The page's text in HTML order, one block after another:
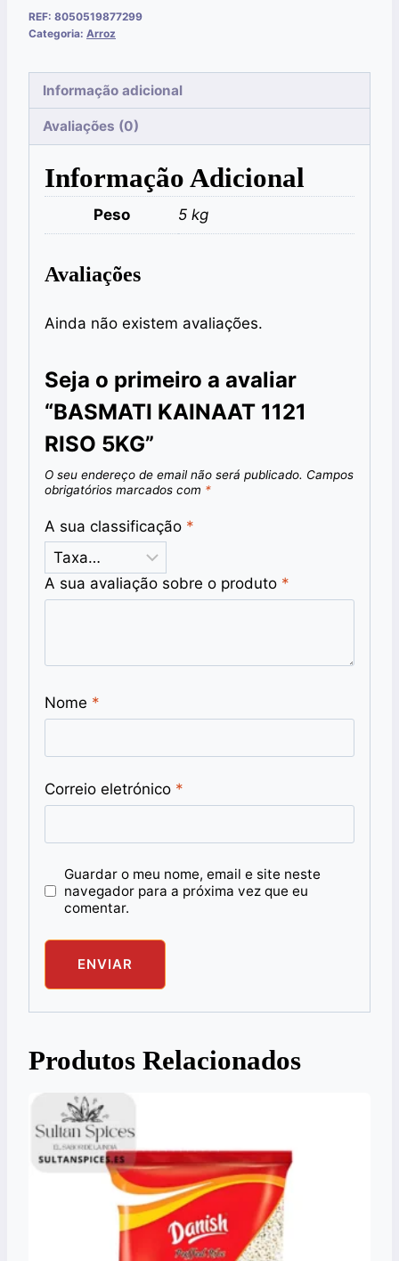
REF: 8050519877299
Categoria: Arroz
Informação adicional
Avaliações (0)
Informação Adicional
Peso 5 kg
Avaliações
Ainda não existem avaliações.
Seja o primeiro a avaliar
“BASMATI KAINAAT 1121
RISO 5KG”
O seu endereço de email não será publicado. Campos
obrigatórios marcados com *
A sua classificação *
A sua avaliação sobre o produto *
Nome *
Correio eletrónico *
Guardar o meu nome, email e site neste
navegador para a próxima vez que eu
comentar.
Produtos Relacionados